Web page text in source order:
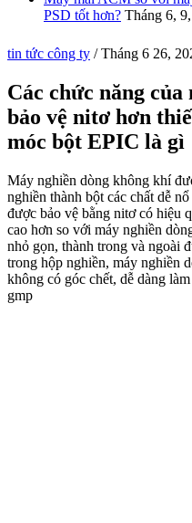
PSD tốt hơn? Tháng 6,
tin tức công ty /Tháng 6 26,
Các chức năng
bảo vệ nitơ hơn
móc bột EPIC là gì
Máy nghiền dòng không khí
nghiền thành bột các chất dễ
được bảo vệ bằng nitơ có hiệu
cao hơn so với máy nghiền
nhỏ gọn, thành trong và ngoài
trong hộp nghiền, máy nghiền
không có góc chết, dễ dàng
gmp